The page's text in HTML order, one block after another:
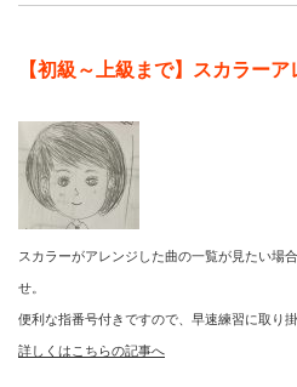
【初級～上級まで】スカラー
スカラーがアレンジした曲の一覧が見たい場
せ。
便利な指番号付きですので、早速練習に取り
詳しくはこちらの記事へ